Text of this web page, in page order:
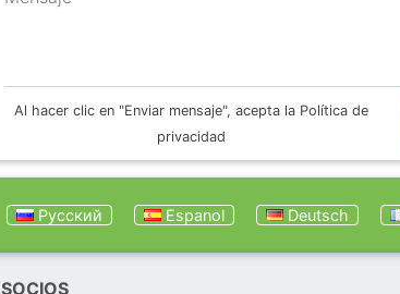
Al hacer clic en "Enviar mensaje", acepta la Política de
privacidad
Русский Espanol Deutsch
SOCIOS